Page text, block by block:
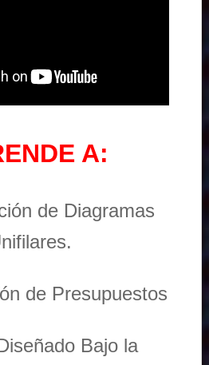
A:
de Diagramas
de Presupuestos
Bajo la